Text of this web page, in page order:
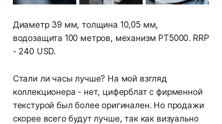
Диаметр 39 мм, толщина 10,05 мм,
водозащита 100 метров, механизм PT5000. RRP
- 240 USD.
Стали ли часы лучше? На мой взгляд
коллекционера - нет, циферблат с фирменной
текстурой был более оригинален. Но продажи
скорее всего будут лучше, так как визуально